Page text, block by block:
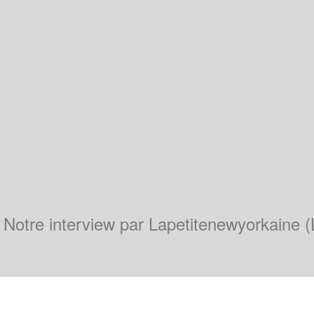
interview par Lapetitenewyorkaine
Martins